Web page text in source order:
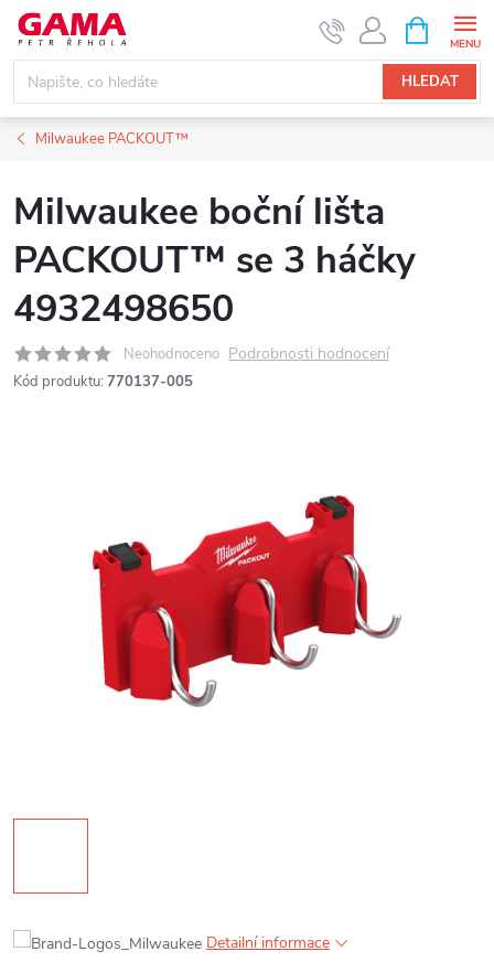
Přejít
obsah
HLEDAT
NÁKUPNÍ
KOŠÍK
Milwaukee PACKOUT™
Milwaukee boční lišta
PACKOUT™ se 3 háčky
4932498650
Neohodnoceno Podrobnosti hodnocení
Kód produktu: 770137-005
Detailní informace